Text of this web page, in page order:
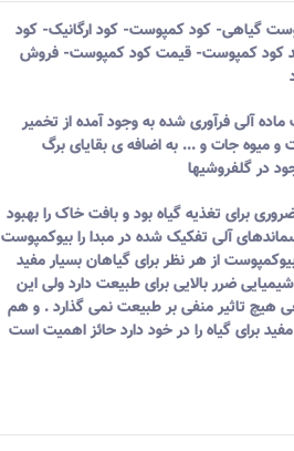
گیاهی- کود کمپوست- کود ارگانیک- کود
کود کمپوست- قیمت کود کمپوست- فروش
آلی فرآوری شده به وجود آمده از تخمیر
و میوه جات و ... به اضافه ی بقایای برگ
در گلفروشیها
برای تغذیه گیاه بود و بافت خاک را بهبود
آلی تفکیک شده در مبدا را بیوکمپوست
از هر نظر برای گیاهان بسیار مفید
ضرر بالایی برای طبیعت دارد ولی این
هیچ تاثیر منفی بر طبیعت نمی گذارد . و هم
برای گیاه را در خود دارد حائز اهمیت است